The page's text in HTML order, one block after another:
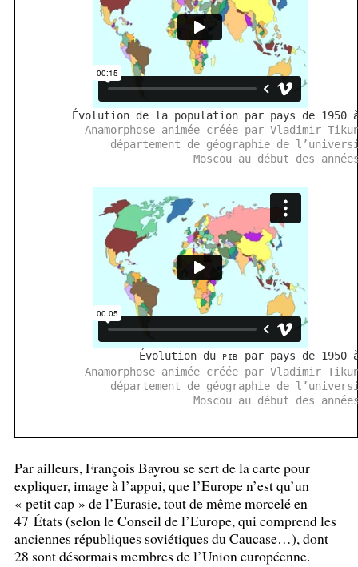
Évolution de la population par pays de 1950
Anamorphose animée créée par Vladimir
département de géographie de
Moscou au début des
Évolution du PIB
par pays de 1950
Anamorphose animée créée par Vladimir
département de géographie de
Moscou au début des
Par ailleurs, François Bayrou se sert de la carte pour
expliquer, image à l’appui, que l’Europe n’est qu’un
« petit cap » de l’Eurasie, tout de même morcelé en
47 États (selon le Conseil de l’Europe, qui comprend les
anciennes républiques soviétiques du Caucase…), dont
28 sont désormais membres de l’Union européenne.